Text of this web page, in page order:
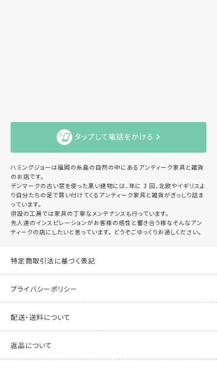
タップして電話をかける
ハミングジョーは福岡の糸島の自然の中にあるアンティーク家具と雑貨
のお店です。
デンマークの古い窓を使った黒い建物には、年に 3 回、北欧やイギリスよ
り自分たちの足で買い付けてくるアンティーク家具と雑貨がぎっしり詰ま
っています。
併設の工房では家具の丁寧なメンテナンスも行っています。
先人達のインスピレーションがお客様の感性と響き合う様なそんなアン
ティークの店にしたいと思っています。 どうぞごゆっくりお過しください。
特定商取引法に基づく表記
プライバシーポリシー
配送・送料について
返品について